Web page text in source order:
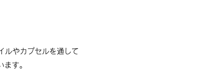
ルやカプセルを通して
す。